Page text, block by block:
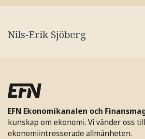
Nils-Erik Sjöberg
EFN Ekonomikanalen och
kunskap om ekonomi. Vi vänder oss
ekonomiintresserade allmänheten.